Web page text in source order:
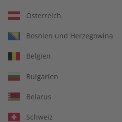
Spotlight Digital
Unterricht
Österreich
Bosnien und Herzegowina
Belgien
Bulgarien
Belarus
Schweiz